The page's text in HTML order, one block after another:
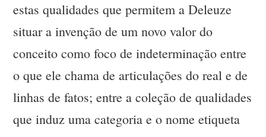
estas qualidades que permitem a Deleuze
situar a invenção de um novo valor do
conceito como foco de indeterminação entre
o que ele chama de articulações do real e de
linhas de fatos; entre a coleção de qualidades
que induz uma categoria e o nome etiqueta